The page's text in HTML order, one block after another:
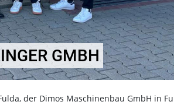
GMBH
der Dimos Maschinenbau GmbH in